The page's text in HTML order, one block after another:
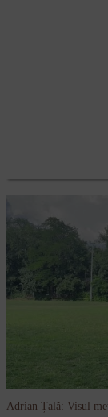
Adrian Țală: Visul